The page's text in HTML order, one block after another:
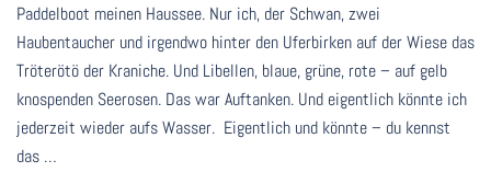
Paddelboot meinen Haussee. Nur ich, der Schwan, zwei
Haubentaucher und irgendwo hinter den Uferbirken auf der Wiese das
Tröterötö der Kraniche. Und Libellen, blaue, grüne, rote – auf gelb
knospenden Seerosen. Das war Auftanken. Und eigentlich könnte ich
jederzeit wieder aufs Wasser. Eigentlich und könnte – du kennst
das …